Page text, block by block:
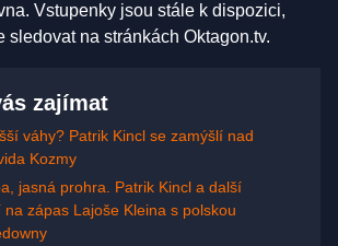
Vstupenky jsou stále k dispozici,
sledovat na stránkách Oktagon.tv.
zajímat
váhy? Patrik Kincl se zamýšlí nad
Kozmy
jasná prohra. Patrik Kincl a další
zápas Lajoše Kleina s polskou